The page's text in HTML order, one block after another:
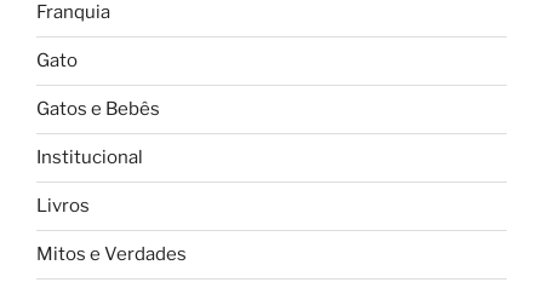
Franquia
Gato
Gatos e Bebês
Institucional
Livros
Mitos e Verdades